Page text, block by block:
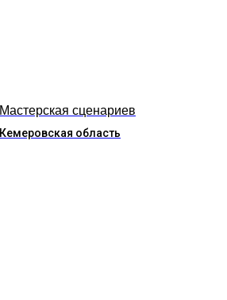
Мастерская сценариев
Кемеровская область